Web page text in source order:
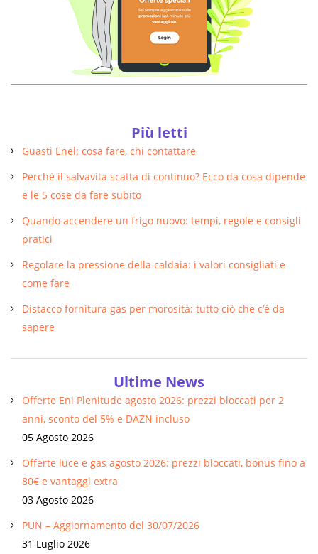
Più letti
Guasti Enel: cosa fare, chi contattare
Perché il salvavita scatta di continuo? Ecco da cosa dipende
e le 5 cose da fare subito
Quando accendere un frigo nuovo: tempi, regole e consigli
pratici
Regolare la pressione della caldaia: i valori consigliati e
come fare
Distacco fornitura gas per morosità: tutto ciò che c’è da
sapere
Ultime News
Offerte Eni Plenitude agosto 2026: prezzi bloccati per 2
anni, sconto del 5% e DAZN incluso
05 Agosto 2026
Offerte luce e gas agosto 2026: prezzi bloccati, bonus fino a
80€ e vantaggi extra
03 Agosto 2026
PUN – Aggiornamento del 30/07/2026
31 Luglio 2026